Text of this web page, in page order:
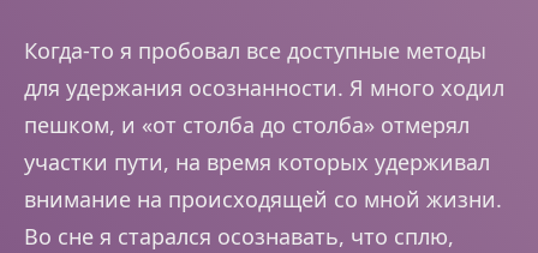
Когда-то я пробовал все доступные методы
для удержания осознанности. Я много ходил
пешком, и «от столба до столба» отмерял
участки пути, на время которых удерживал
внимание на происходящей со мной жизни.
Во сне я старался осознавать, что сплю,